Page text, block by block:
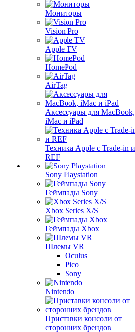
Мониторы
Vision Pro
Apple TV
HomePod
AirTag
Аксессуары для MacBook,
iMac и iPad
Техника Apple с Trade-in и
REF
Sony Playstation
Геймпады Sony
Xbox Series X/S
Геймпады Xbox
Шлемы VR
Oculus
Pico
Sony
Nintendo
Приставки консоли от
сторонних брендов